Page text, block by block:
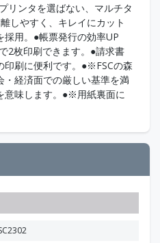
リンタを選ばない、マルチタ
しやすく、キレイにカット
用。●帳票発行の効率UP
2枚印刷できます。●請求書
印刷に便利です。●※FSCの森
経済面での厳しい基準を満
意味します。●※用紙裏面に